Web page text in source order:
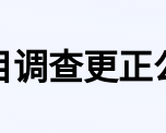
调查更正